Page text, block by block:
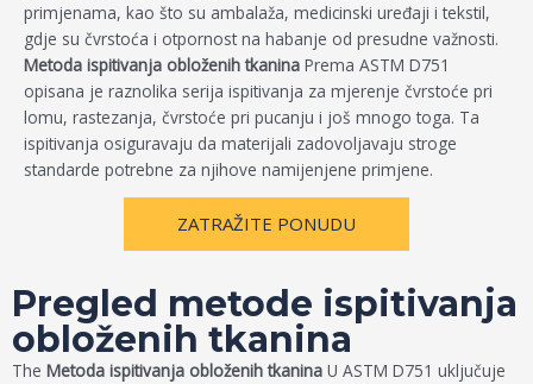
primjenama, kao što su ambalaža, medicinski uređaji i tekstil,
gdje su čvrstoća i otpornost na habanje od presudne važnosti.
Metoda ispitivanja obloženih tkanina Prema ASTM D751
opisana je raznolika serija ispitivanja za mjerenje čvrstoće pri
lomu, rastezanja, čvrstoće pri pucanju i još mnogo toga. Ta
ispitivanja osiguravaju da materijali zadovoljavaju stroge
standarde potrebne za njihove namijenjene primjene.
ZATRAŽITE PONUDU
Pregled metode ispitivanja
obloženih tkanina
The Metoda ispitivanja obloženih tkanina U ASTM D751 uključuje